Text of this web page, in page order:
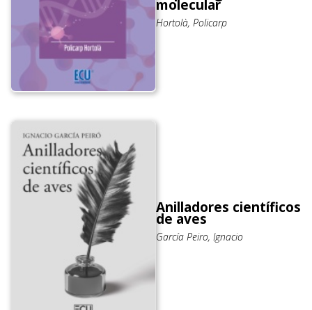
molecular
Hortolà, Policarp
Anilladores científicos
de aves
García Peiro, Ignacio